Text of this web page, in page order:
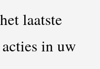
laatste
in uw